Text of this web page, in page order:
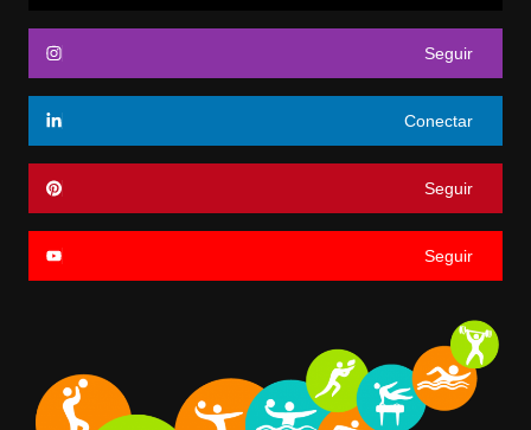
Seguir
Conectar
Seguir
Seguir